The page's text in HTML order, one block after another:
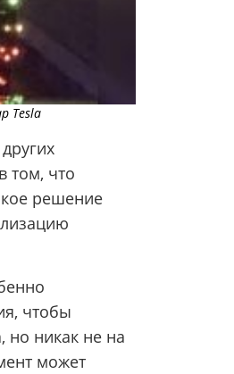
Tesla
том, что
решение
чтобы
но никак не на
может